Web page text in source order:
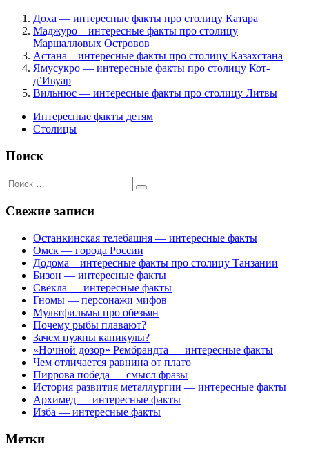
Доха — интересные факты про столицу Катара
Маджуро – интересные факты про столицу
Маршалловых Островов
Астана – интересные факты про столицу Казахстана
Ямусукро — интересные факты про столицу Кот-
д’Ивуар
Вильнюс — интересные факты про столицу Литвы
Интересные факты детям
Столицы
Поиск
Поиск
для:
Свежие записи
Останкинская телебашня — интересные факты
Омск — города России
Додома – интересные факты про столицу Танзании
Бизон — интересные факты
Свёкла — интересные факты
Гномы — персонажи мифов
Мультфильмы про обезьян
Почему рыбы плавают?
Зачем нужны каникулы?
«Ночной дозор» Рембрандта — интересные факты
Чем отличается равнина от плато
Пиррова победа — смысл фразы
История развития металлургии — интересные факты
Архимед — интересные факты
Изба — интересные факты
Метки